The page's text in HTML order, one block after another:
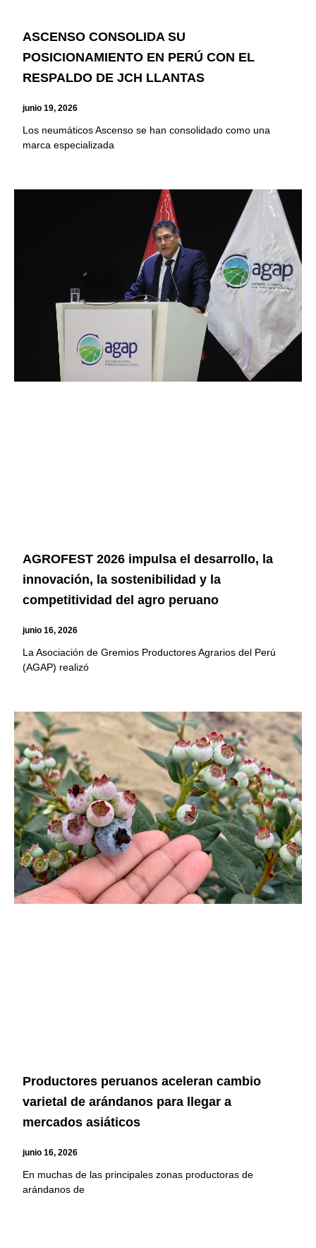
ASCENSO CONSOLIDA SU
POSICIONAMIENTO EN PERÚ CON EL
RESPALDO DE JCH LLANTAS
junio 19, 2026
Los neumáticos Ascenso se han consolidado como una
marca especializada
AGROFEST 2026 impulsa el desarrollo, la
innovación, la sostenibilidad y la
competitividad del agro peruano
junio 16, 2026
La Asociación de Gremios Productores Agrarios del Perú
(AGAP) realizó
Productores peruanos aceleran cambio
varietal de arándanos para llegar a
mercados asiáticos
junio 16, 2026
En muchas de las principales zonas productoras de
arándanos de